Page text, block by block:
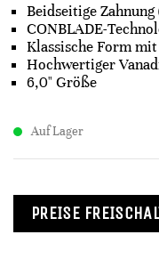
Beidseitige Zahnung
CONBLADE-
Klassische Form
Hochwertiger
6,0" Größe
Auf Lager
PREISE